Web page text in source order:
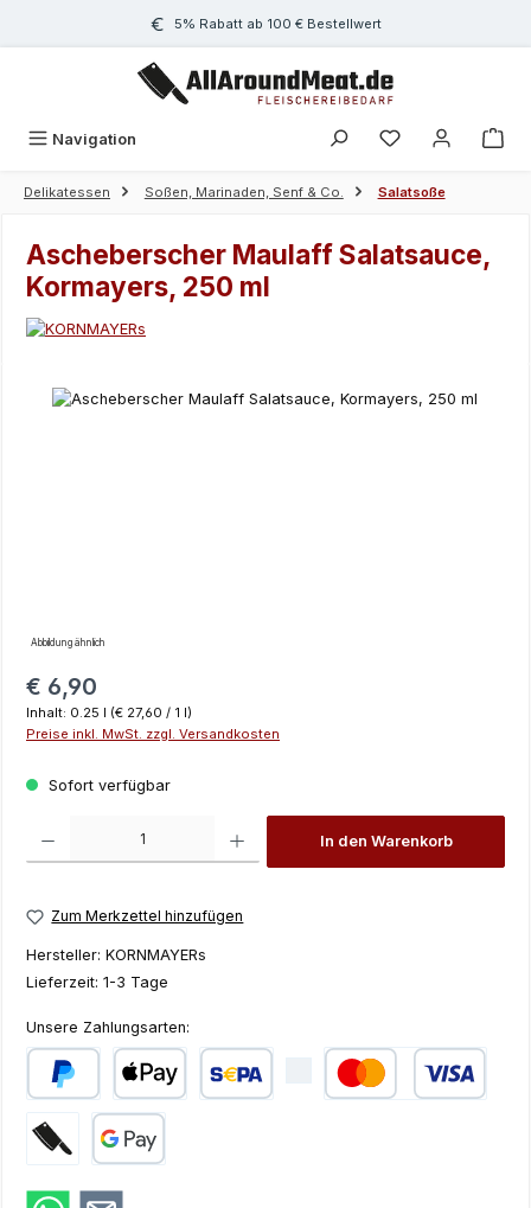
Zum Hauptinhalt springen5% Rabatt ab 100 € Bestellwert
Navigation
Delikatessen Soßen, Marinaden, Senf & Co. Salatsoße
Ascheberscher Maulaff Salatsauce,
Kormayers, 250 ml
Bildergalerie überspringen
Abbildung ähnlich
Regulärer Preis:
€ 6,90
Inhalt: 0.25 l (€ 27,60 / 1 l)
Preise inkl. MwSt. zzgl. Versandkosten
Sofort verfügbar
In den Warenkorb
Zum Merkzettel hinzufügen
Hersteller: KORNMAYERs
Lieferzeit: 1-3 Tage
Unsere Zahlungsarten:
PayPal Apple Pay